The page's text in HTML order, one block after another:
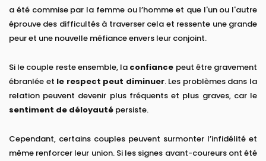
a été commise par la femme ou l’homme et que l'un ou l'autre
éprouve des difficultés à traverser cela et ressente une grande
peur et une nouvelle méfiance envers leur conjoint.
Si le couple reste ensemble, la confiance peut être gravement
ébranlée et le respect peut diminuer. Les problèmes dans la
relation peuvent devenir plus fréquents et plus graves, car le
sentiment de déloyauté persiste.
Cependant, certains couples peuvent surmonter l’infidélité et
même renforcer leur union. Si les signes avant-coureurs ont été